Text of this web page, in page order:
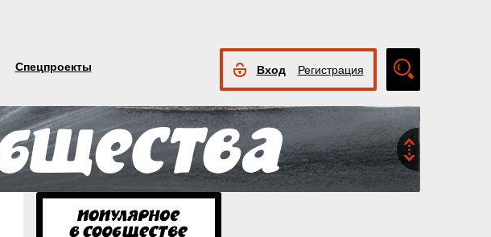
Спецпроекты Вход Регистрация
поиск